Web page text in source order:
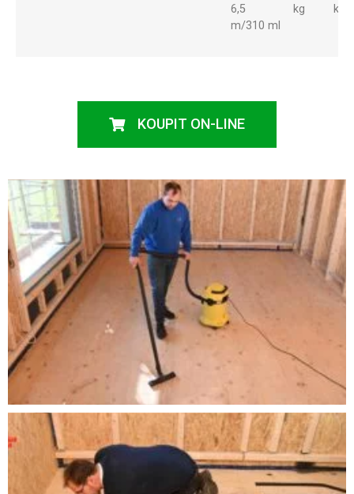
6,5
m/310 ml
kg
KOUPIT ON-LINE